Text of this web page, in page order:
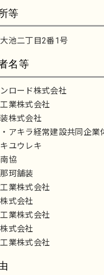
等
池二丁目2番1号
名等
ロード株式会社
業株式会社
株式会社
アキラ経常建設共同企業
ユウレキ
協
珂舗装
業株式会社
式会社
業株式会社
式会社
業株式会社